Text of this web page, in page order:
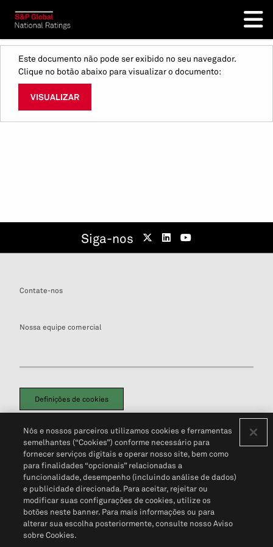
Este documento não pode ser exibido no seu navegador.
Clique no botão abaixo para visualizar o documento:
VISUALIZAR
Siga-nos
Contate-nos
Nossa equipe comercial
Definições de cookies
Política de PrivacidadePortal de privacidade do cliente (em inglês)
Não Venda Minhas Informações Pessoais© 2026 S&P Global
Nós e nossos parceiros utilizamos cookies e ferramentas
semelhantes (“Cookies”) conforme necessário para
fornecer serviços digitais e operar nosso site, bem como
para finalidades “opcionais” relacionadas a
funcionalidade, desempenho (incluindo análise de dados)
e publicidade direcionada. Para aceitar, rejeitar ou
modificar suas configurações de cookies, utilize os
botões neste banner. Para mais informações ou para
alterar sua escolha posteriormente, consulte nosso Aviso
sobre Cookies.